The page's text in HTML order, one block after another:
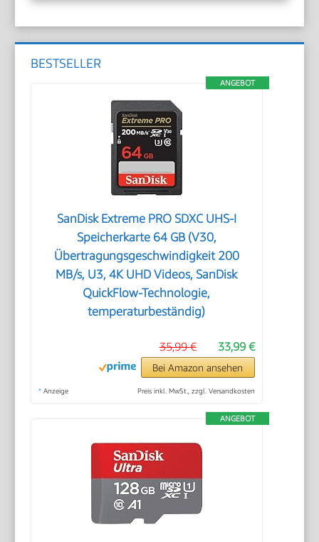
BESTSELLER
ANGEBOT
SanDisk Extreme PRO SDXC UHS-I
Speicherkarte 64 GB (V30,
Übertragungsgeschwindigkeit 200
MB/s, U3, 4K UHD Videos, SanDisk
QuickFlow-Technologie,
temperaturbeständig)
33,99 €
35,99 €
Bei Amazon ansehen
* Anzeige Preis inkl. MwSt., zzgl. Versandkosten
ANGEBOT